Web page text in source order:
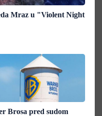
Mraz u "Violent Night
Brosa pred sudom